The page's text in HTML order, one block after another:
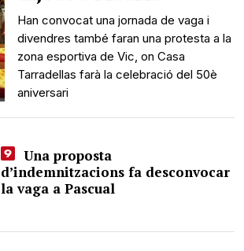
Han convocat una jornada de vaga i
divendres també faran una protesta a la
zona esportiva de Vic, on Casa
Tarradellas farà la celebració del 50è
aniversari
Una proposta
d’indemnitzacions fa desconvocar
la vaga a Pascual